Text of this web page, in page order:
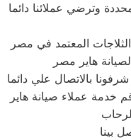
وترضي عملائنا دائما
هاير مصر
بالاتصال علي دائما
خدمة عملاء صيانة هاير